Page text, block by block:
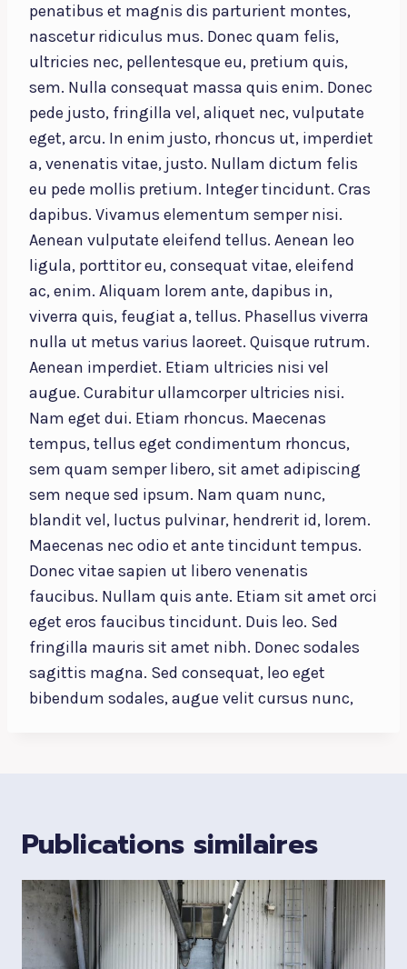
penatibus et magnis dis parturient montes,
nascetur ridiculus mus. Donec quam felis,
ultricies nec, pellentesque eu, pretium quis,
sem. Nulla consequat massa quis enim. Donec
pede justo, fringilla vel, aliquet nec, vulputate
eget, arcu. In enim justo, rhoncus ut, imperdiet
a, venenatis vitae, justo. Nullam dictum felis
eu pede mollis pretium. Integer tincidunt. Cras
dapibus. Vivamus elementum semper nisi.
Aenean vulputate eleifend tellus. Aenean leo
ligula, porttitor eu, consequat vitae, eleifend
ac, enim. Aliquam lorem ante, dapibus in,
viverra quis, feugiat a, tellus. Phasellus viverra
nulla ut metus varius laoreet. Quisque rutrum.
Aenean imperdiet. Etiam ultricies nisi vel
augue. Curabitur ullamcorper ultricies nisi.
Nam eget dui. Etiam rhoncus. Maecenas
tempus, tellus eget condimentum rhoncus,
sem quam semper libero, sit amet adipiscing
sem neque sed ipsum. Nam quam nunc,
blandit vel, luctus pulvinar, hendrerit id, lorem.
Maecenas nec odio et ante tincidunt tempus.
Donec vitae sapien ut libero venenatis
faucibus. Nullam quis ante. Etiam sit amet orci
eget eros faucibus tincidunt. Duis leo. Sed
fringilla mauris sit amet nibh. Donec sodales
sagittis magna. Sed consequat, leo eget
bibendum sodales, augue velit cursus nunc,
Publications similaires